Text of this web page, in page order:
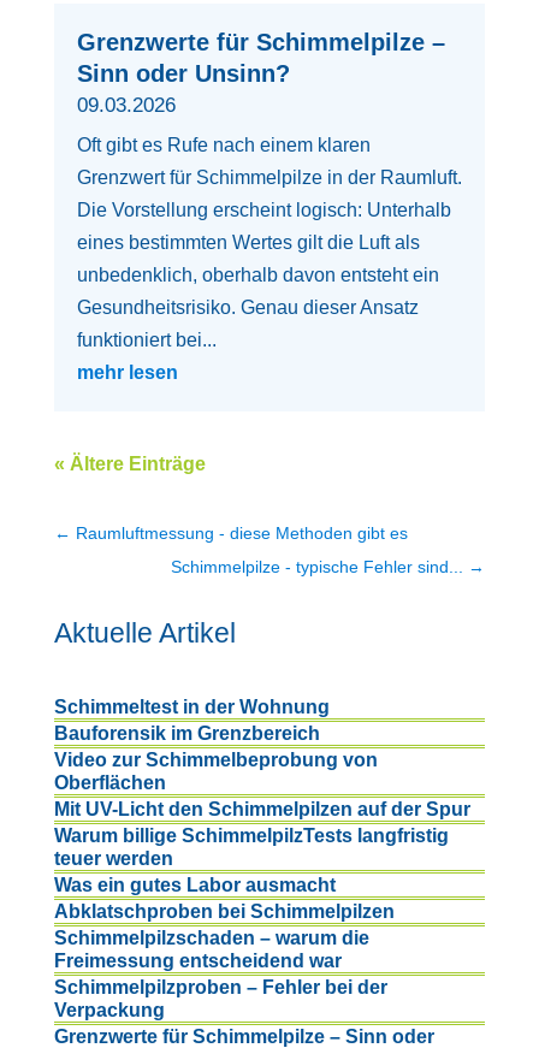
Grenzwerte für Schimmelpilze –
Sinn oder Unsinn?
09.03.2026
Oft gibt es Rufe nach einem klaren
Grenzwert für Schimmelpilze in der Raumluft.
Die Vorstellung erscheint logisch: Unterhalb
eines bestimmten Wertes gilt die Luft als
unbedenklich, oberhalb davon entsteht ein
Gesundheitsrisiko. Genau dieser Ansatz
funktioniert bei...
mehr lesen
« Ältere Einträge
← Raumluftmessung - diese Methoden gibt es
Schimmelpilze - typische Fehler sind...
→
Aktuelle Artikel
Schimmeltest in der Wohnung
Bauforensik im Grenzbereich
Video zur Schimmelbeprobung von
Oberflächen
Mit UV-Licht den Schimmelpilzen auf der Spur
Warum billige SchimmelpilzTests langfristig
teuer werden
Was ein gutes Labor ausmacht
Abklatschproben bei Schimmelpilzen
Schimmelpilzschaden – warum die
Freimessung entscheidend war
Schimmelpilzproben – Fehler bei der
Verpackung
Grenzwerte für Schimmelpilze – Sinn oder